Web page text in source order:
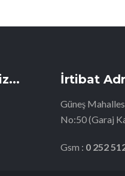
İrtibat
Güneş
No:50 (Garaj
Gsm : 0 252